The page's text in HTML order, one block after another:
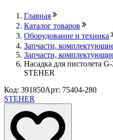
Главная
Каталог товаров
Оборудование и техника
Запчасти,
Запчасти,
Насадка для пистолета
STEHER
Код: 391850Арт: 75404-280
STEHER